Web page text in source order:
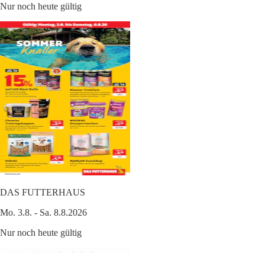
Nur noch heute gültig
DAS FUTTERHAUS
Mo. 3.8. - Sa. 8.8.2026
Nur noch heute gültig